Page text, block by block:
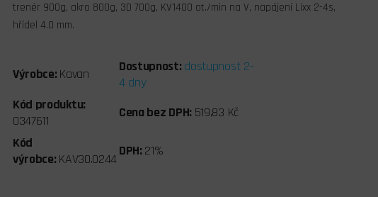
trenér 900g, akro 800g, 3D 700g, KV1400 ot./min na V, napájení Lixx 2-4s,
hřídel 4.0 mm.
Výrobce: Kavan Dostupnost: dostupnost 2-
4 dny
Kód produktu:
0347611
Cena bez DPH: 519,83 Kč
Kód
výrobce: KAV30.0244
DPH: 21%